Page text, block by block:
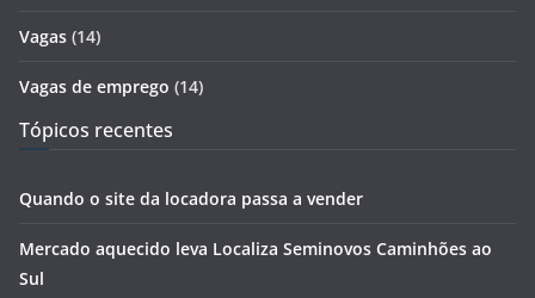
Vagas (14)
Vagas de emprego (14)
Tópicos recentes
Quando o site da locadora passa a vender
Mercado aquecido leva Localiza Seminovos Caminhões ao
Sul